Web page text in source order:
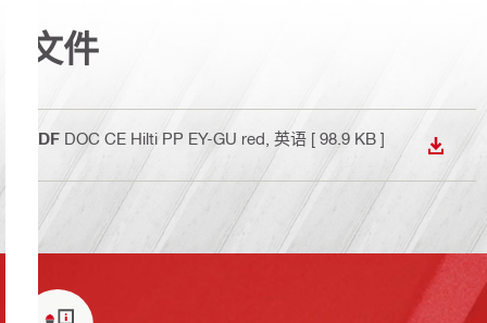
文件
PDF DOC CE Hilti PP EY-GU red , 英语 [ 98.9 KB ]
下載